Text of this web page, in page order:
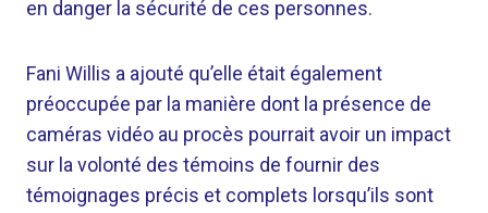
en danger la sécurité de ces personnes.
Fani Willis a ajouté qu’elle était également
préoccupée par la manière dont la présence de
caméras vidéo au procès pourrait avoir un impact
sur la volonté des témoins de fournir des
témoignages précis et complets lorsqu’ils sont